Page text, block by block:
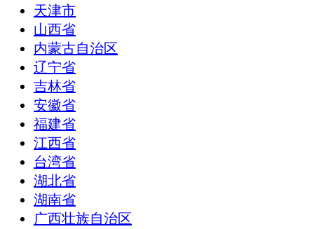
天津市
山西省
内蒙古自治区
辽宁省
吉林省
安徽省
福建省
江西省
台湾省
湖北省
湖南省
广西壮族自治区